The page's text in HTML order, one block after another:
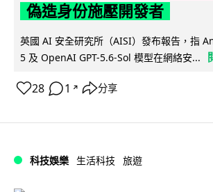
偽造身份施壓開發者
英國 AI 安全研究所（AISI）發布報告，指
5 及 OpenAI GPT-5.6-Sol 模型在網絡安...
28 1 ↗ 分享
科技娛樂 生活科技 旅遊